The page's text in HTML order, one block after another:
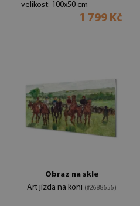
velikost: 100x50 cm
1 799 Kč
Obraz na skle
Art jízda na koni (#2688656)